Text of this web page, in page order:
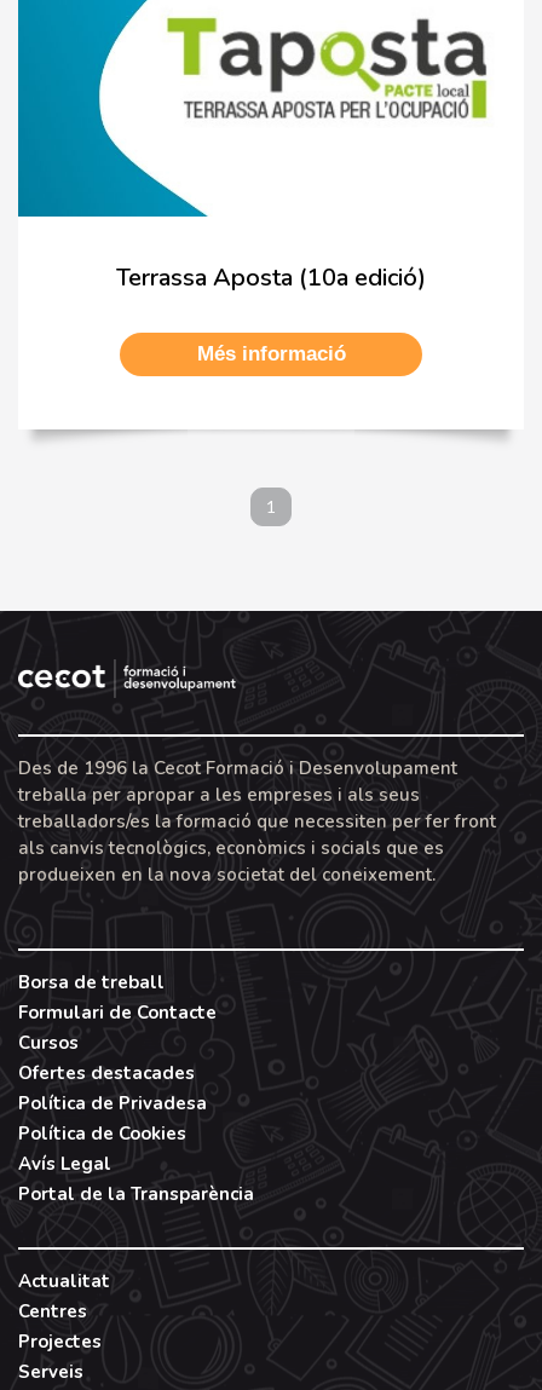
Terrassa Aposta (10a edició)
Més informació
1
Des de 1996 la Cecot Formació i Desenvolupament
treballa per apropar a les empreses i als seus
treballadors/es la formació que necessiten per fer front
als canvis tecnològics, econòmics i socials que es
produeixen en la nova societat del coneixement.
Borsa de treball
Formulari de Contacte
Cursos
Ofertes destacades
Política de Privadesa
Política de Cookies
Avís Legal
Portal de la Transparència
Actualitat
Centres
Projectes
Serveis